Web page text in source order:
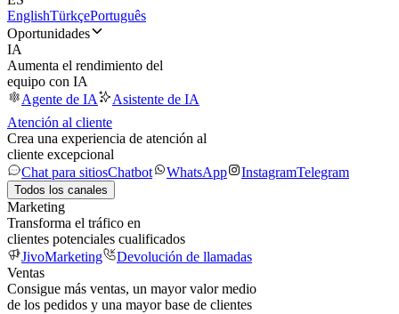
EnglishTürkçePortuguês
Oportunidades
IA
Aumenta el rendimiento del
equipo con IA
Agente de IA
Asistente de IA
Atención al cliente
Crea una experiencia de atención al
cliente excepcional
Chat para sitiosChatbot WhatsApp InstagramTelegram
Todos los canales
Marketing
Transforma el tráfico en
clientes potenciales cualificados
JivoMarketing
Devolución de llamadas
Ventas
Consigue más ventas, un mayor valor medio
de los pedidos y una mayor base de clientes